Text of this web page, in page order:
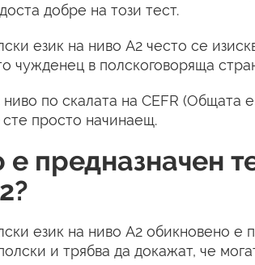
добре на този тест.
език на ниво А2 често се
чужденец в полскоговоряща
по скалата на CEFR (Общата
просто начинаещ.
е предназначен
език на ниво A2 обикновено е
и трябва да докажат, че